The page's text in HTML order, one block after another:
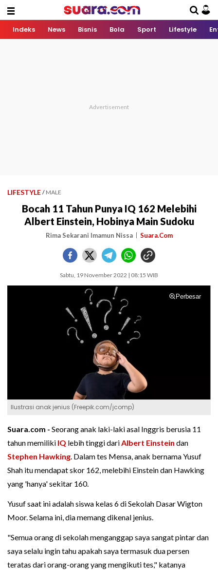
Indeks News Bisnis Bola Sport Lifestyle
LIFESTYLE / MALE
Bocah 11 Tahun Punya IQ 162 Melebihi
Albert Einstein, Hobinya Main Sudoku
Rima Sekarani Imamun Nissa Suara.Com
Sabtu, 19 November 2022 | 08:15 WIB
Perbesar
Ilustrasi anak jenius (Freepik.com/jcomp)
Suara.com - Seorang anak laki-laki asal Inggris berusia 11
tahun memiliki IQ lebih tinggi dariAlbert Einstein dan
Stephen Hawking. Dalam tes Mensa, anak bernama Yusuf
Shah itu mendapat skor 162, melebihi Einstein dan Hawking
yang 'hanya' sekitar 160.
Yusuf saat ini adalah siswa kelas 6 di Sekolah Dasar Wigton
Moor. Selama ini, dia memang dikenal jenius.
"Semua orang di sekolah menganggap saya sangat pintar dan
saya selalu ingin tahu apakah saya termasuk dua persen
teratas dari orang-orang yang mengikuti tes," katanya